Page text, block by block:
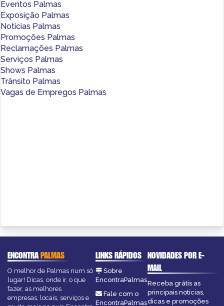
Eventos Palmas
Exposição Palmas
Notícias Palmas
Promoções Palmas
Reclamações Palmas
Serviços Palmas
Shows Palmas
Trânsito Palmas
Vagas de Empregos Palmas
ENCONTRAPALMAS
O melhor de Palmas num só
lugar! Dicas, onde ir, o que
fazer, as melhores
empresas, locais, serviços e
LINKS RÁPIDOS
Sobre
EncontraPalmas
Fale com o
EncontraPalmas
NOVIDADES POR E-
MAIL
Receba grátis as
principais notícias,
dicas e promoções